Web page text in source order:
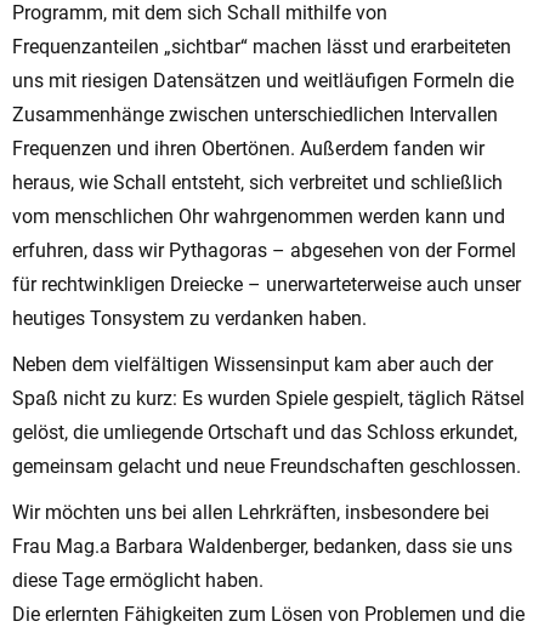
Programm, mit dem sich Schall mithilfe von
Frequenzanteilen „sichtbar“ machen lässt und erarbeiteten
uns mit riesigen Datensätzen und weitläufigen Formeln die
Zusammenhänge zwischen unterschiedlichen Intervallen
Frequenzen und ihren Obertönen. Außerdem fanden wir
heraus, wie Schall entsteht, sich verbreitet und schließlich
vom menschlichen Ohr wahrgenommen werden kann und
erfuhren, dass wir Pythagoras – abgesehen von der Formel
für rechtwinkligen Dreiecke – unerwarteterweise auch unser
heutiges Tonsystem zu verdanken haben.
Neben dem vielfältigen Wissensinput kam aber auch der
Spaß nicht zu kurz: Es wurden Spiele gespielt, täglich Rätsel
gelöst, die umliegende Ortschaft und das Schloss erkundet,
gemeinsam gelacht und neue Freundschaften geschlossen.
Wir möchten uns bei allen Lehrkräften, insbesondere bei
Frau Mag.a Barbara Waldenberger, bedanken, dass sie uns
diese Tage ermöglicht haben.
Die erlernten Fähigkeiten zum Lösen von Problemen und die